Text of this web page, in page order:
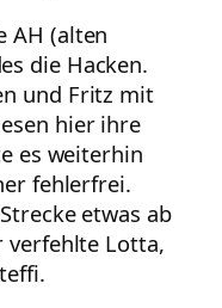
AH (alten
die Hacken.
und Fritz mit
hier ihre
es weiterhin
fehlerfrei.
etwas ab
verfehlte Lotta,